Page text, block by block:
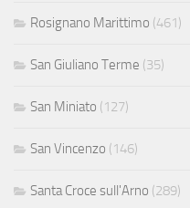
Rosignano Marittimo (461)
San Giuliano Terme (35)
San Miniato (127)
San Vincenzo (146)
Santa Croce sull'Arno (289)